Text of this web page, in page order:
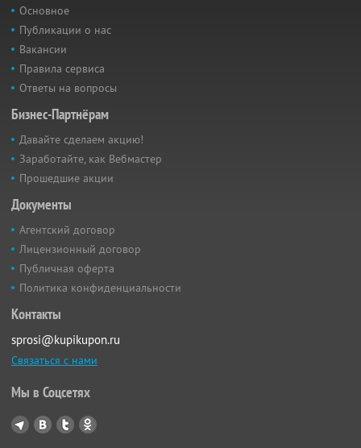
Основное
Публикации о нас
Вакансии
Правила сервиса
Ответы на вопросы
Бизнес-Партнёрам
Давайте сделаем акцию!
Заработайте, как Вебмастер
Прошедшие акции
Документы
Агентский договор
Лицензионный договор
Публичная оферта
Политика конфиденциальности
Контакты
sprosi@kupikupon.ru
Связаться с нами
Мы в Соцсетях